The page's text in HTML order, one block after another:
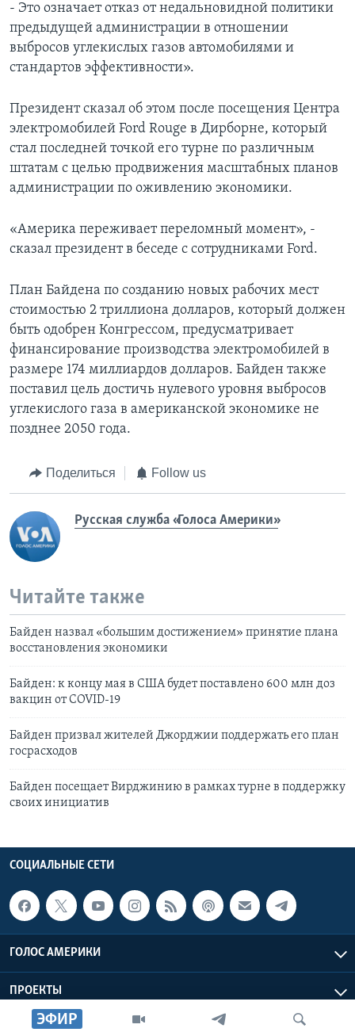
ЭФИР
- Это означает отказ от недальновидной политики
предыдущей администрации в отношении
выбросов углекислых газов автомобилями и
стандартов эффективности».
Президент сказал об этом после посещения Центра
электромобилей Ford Rouge в Дирборне, который
стал последней точкой его турне по различным
штатам с целью продвижения масштабных планов
администрации по оживлению экономики.
«Америка переживает переломный момент», -
сказал президент в беседе с сотрудниками Ford.
План Байдена по созданию новых рабочих мест
стоимостью 2 триллиона долларов, который должен
быть одобрен Конгрессом, предусматривает
финансирование производства электромобилей в
размере 174 миллиардов долларов. Байден также
поставил цель достичь нулевого уровня выбросов
углекислого газа в американской экономике не
позднее 2050 года.
Поделиться Follow us
Русская служба «Голоса Америки»
Читайте также
Байден назвал «большим достижением» принятие плана
восстановления экономики
Байден: к концу мая в США будет поставлено 600 млн доз
вакцин от COVID-19
Байден призвал жителей Джорджии поддержать его план
госрасходов
Байден посещает Вирджинию в рамках турне в поддержку
своих инициатив
СОЦИАЛЬНЫЕ СЕТИ
ГОЛОС АМЕРИКИ
ПРОЕКТЫ